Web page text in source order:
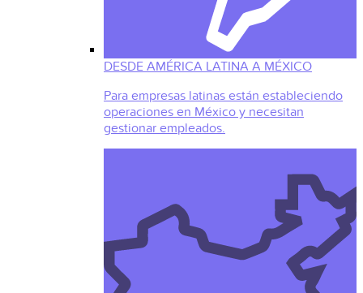
DESDE AMÉRICA LATINA A MÉXICO
Para empresas latinas están estableciendo
operaciones en México y necesitan
gestionar empleados.